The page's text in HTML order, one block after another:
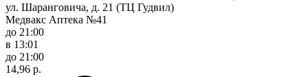
ул. Шаранговича, д. 21 (ТЦ Гудвил)
Медвакс Аптека №41
до 21:00
в 13:01
до 21:00
14,96 р.